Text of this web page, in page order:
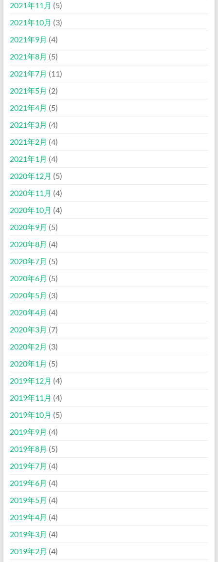
2021年11月 (5)
2021年10月 (3)
2021年9月 (4)
2021年8月 (5)
2021年7月 (11)
2021年5月 (2)
2021年4月 (5)
2021年3月 (4)
2021年2月 (4)
2021年1月 (4)
2020年12月 (5)
2020年11月 (4)
2020年10月 (4)
2020年9月 (5)
2020年8月 (4)
2020年7月 (5)
2020年6月 (5)
2020年5月 (3)
2020年4月 (4)
2020年3月 (7)
2020年2月 (3)
2020年1月 (5)
2019年12月 (4)
2019年11月 (4)
2019年10月 (5)
2019年9月 (4)
2019年8月 (5)
2019年7月 (4)
2019年6月 (4)
2019年5月 (4)
2019年4月 (4)
2019年3月 (4)
2019年2月 (4)